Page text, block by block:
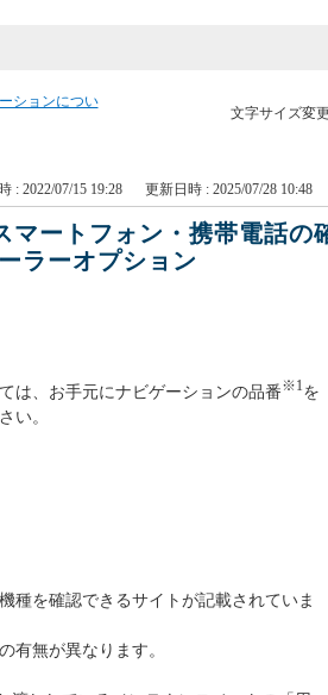
文字サイズ変更
ションについ
: 2022/07/15 19:28 更新日時 : 2025/07/28 10:48
マートフォン・携帯電話の
ラーオプション
は、お手元にナビゲーションの品番※1を
い。
種を確認できるサイトが記載されていま
有無が異なります。